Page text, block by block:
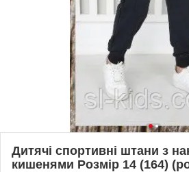
Дитячі спортивні штани з
кишенями Розмір 14 (164)